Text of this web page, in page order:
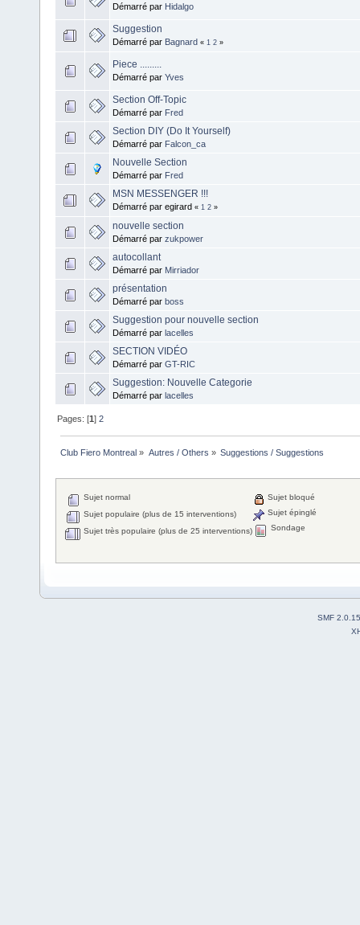
Démarré par Hidalgo
Suggestion
Démarré par Bagnard « 1 2 »
Piece .........
Démarré par Yves
Section Off-Topic
Démarré par Fred
Section DIY (Do It Yourself)
Démarré par Falcon_ca
Nouvelle Section
Démarré par Fred
MSN MESSENGER !!!
Démarré par egirard « 1 2 »
nouvelle section
Démarré par zukpower
autocollant
Démarré par Mirriador
présentation
Démarré par boss
Suggestion pour nouvelle section
Démarré par lacelles
SECTION VIDÉO
Démarré par GT-RIC
Suggestion: Nouvelle Categorie
Démarré par lacelles
Pages: [1]2
Club Fiero Montreal » Autres / Others » Suggestions / Suggestions
Sujet normal
Sujet populaire (plus de 15 interventions)
Sujet très populaire (plus de 25 interventions)
Sujet bloqué
Sujet épinglé
Sondage
SMF 2.0.15